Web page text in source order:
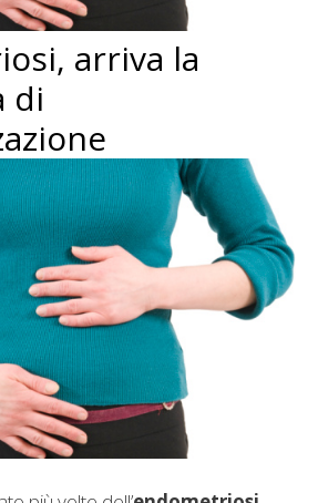
arriva la
di